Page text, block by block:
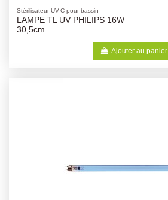
Stérilisateur UV-C pour bassin
LAMPE TL UV PHILIPS 16W
30,5cm
Ajouter au panier